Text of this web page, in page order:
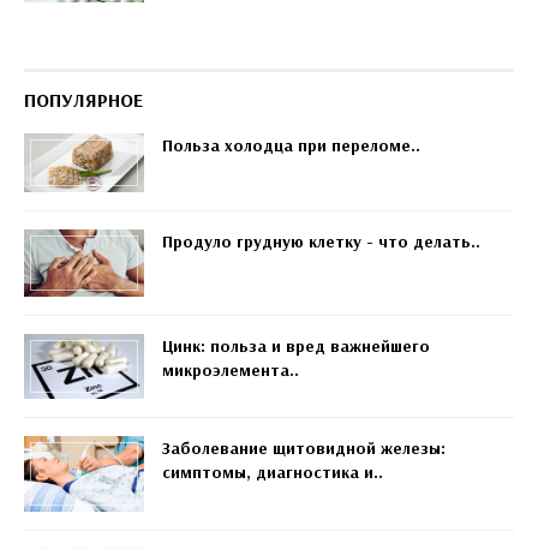
ПОПУЛЯРНОЕ
Польза холодца при переломе..
Продуло грудную клетку - что делать..
Цинк: польза и вред важнейшего
микроэлемента..
Заболевание щитовидной железы:
симптомы, диагностика и..